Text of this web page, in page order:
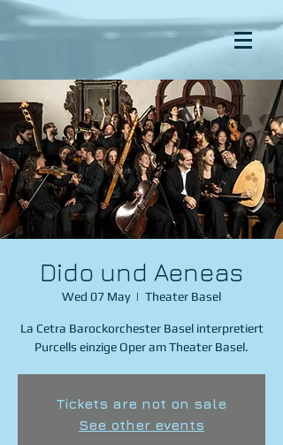
Dido und Aeneas
Wed 07 May
  |
Theater Basel
La Cetra Barockorchester Basel interpretiert
Purcells einzige Oper am Theater Basel.
Tickets are not on sale
See other events